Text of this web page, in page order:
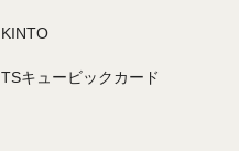
KINTO
TSキュービックカード